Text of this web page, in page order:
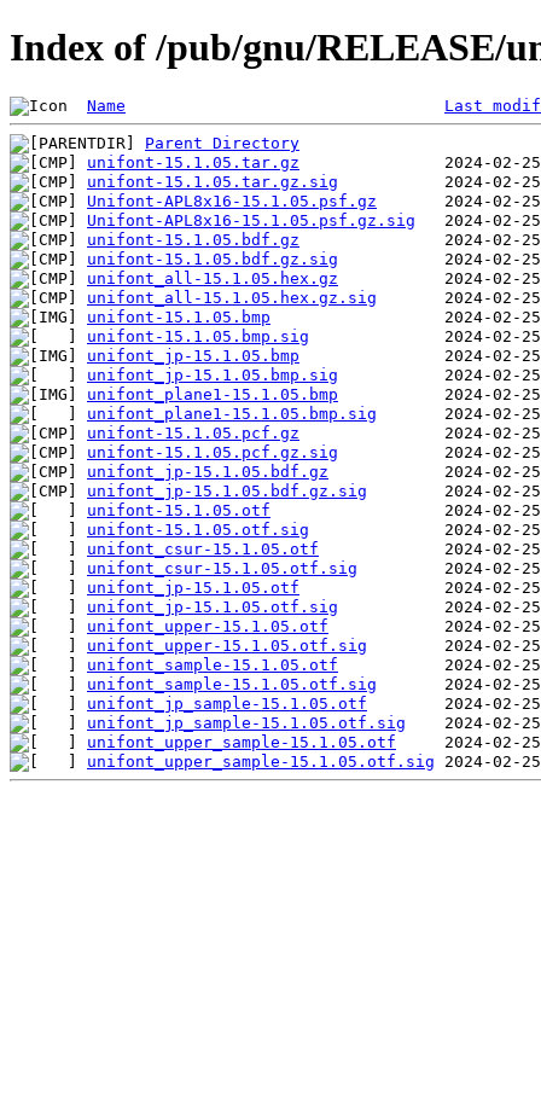
Index of /pub/gnu/RELEASE/
Name Last
Parent Directory
unifont-15.1.05.tar.gz
unifont-15.1.05.tar.gz.sig
Unifont-APL8x16-15.1.05.psf.gz
Unifont-APL8x16-15.1.05.psf.gz.sig
unifont-15.1.05.bdf.gz
unifont-15.1.05.bdf.gz.sig
unifont_all-15.1.05.hex.gz
unifont_all-15.1.05.hex.gz.sig
unifont-15.1.05.bmp
unifont-15.1.05.bmp.sig
unifont_jp-15.1.05.bmp
unifont_jp-15.1.05.bmp.sig
unifont_plane1-15.1.05.bmp
unifont_plane1-15.1.05.bmp.sig
unifont-15.1.05.pcf.gz
unifont-15.1.05.pcf.gz.sig
unifont_jp-15.1.05.bdf.gz
unifont_jp-15.1.05.bdf.gz.sig
unifont-15.1.05.otf
unifont-15.1.05.otf.sig
unifont_csur-15.1.05.otf
unifont_csur-15.1.05.otf.sig
unifont_jp-15.1.05.otf
unifont_jp-15.1.05.otf.sig
unifont_upper-15.1.05.otf
unifont_upper-15.1.05.otf.sig
unifont_sample-15.1.05.otf
unifont_sample-15.1.05.otf.sig
unifont_jp_sample-15.1.05.otf
unifont_jp_sample-15.1.05.otf.sig
unifont_upper_sample-15.1.05.otf
unifont_upper_sample-15.1.05.otf.sig